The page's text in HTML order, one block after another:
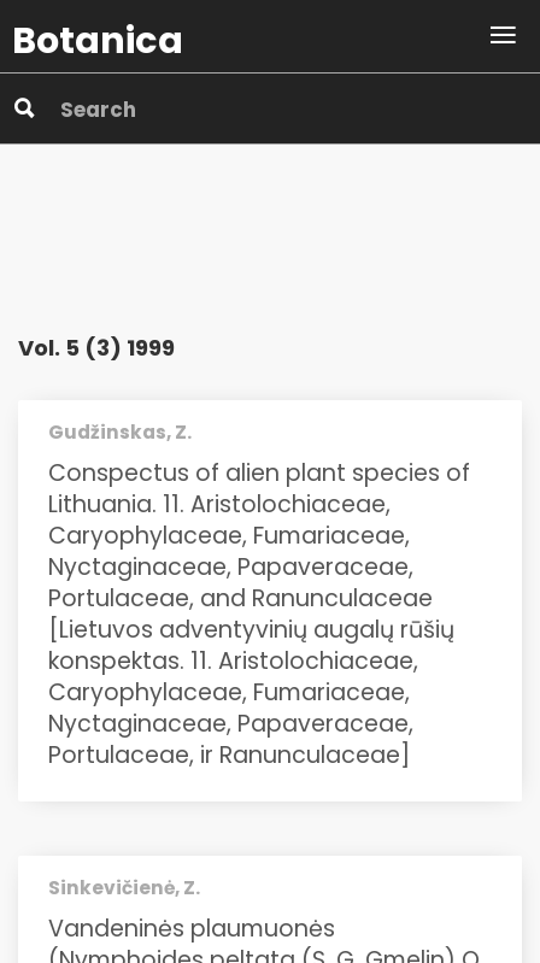
Botanica
Vol. 5 (3) 1999
Gudžinskas, Z.
Conspectus of alien plant species of
Lithuania. 11. Aristolochiaceae,
Caryophylaceae, Fumariaceae,
Nyctaginaceae, Papaveraceae,
Portulaceae, and Ranunculaceae
[Lietuvos adventyvinių augalų rūšių
konspektas. 11. Aristolochiaceae,
Caryophylaceae, Fumariaceae,
Nyctaginaceae, Papaveraceae,
Portulaceae, ir Ranunculaceae]
Sinkevičienė, Z.
Vandeninės plaumuonės